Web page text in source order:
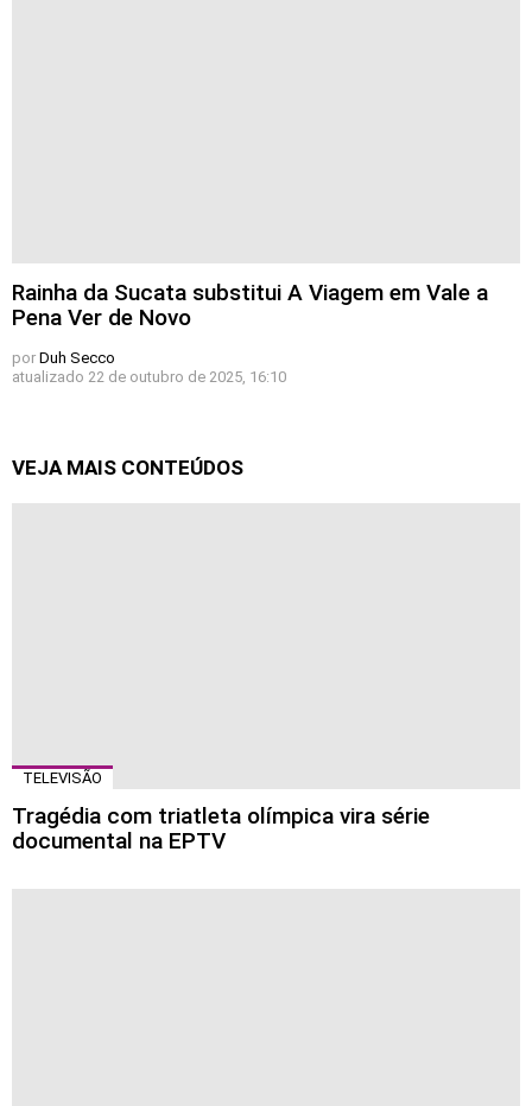
Rainha da Sucata substitui A Viagem em Vale a
Pena Ver de Novo
por Duh Secco
atualizado 22 de outubro de 2025, 16:10
VEJA MAIS CONTEÚDOS
TELEVISÃO
Tragédia com triatleta olímpica vira série
documental na EPTV